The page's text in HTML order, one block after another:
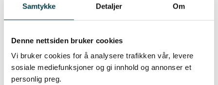
Samtykke Detaljer Om
Denne nettsiden bruker cookies
Vi bruker cookies for å analysere trafikken vår, levere
sosiale mediefunksjoner og gi innhold og annonser et
personlig preg.
Lærling/kadett i Fjord1
Du kan vere trygg på at du får den
beste kompetansen og